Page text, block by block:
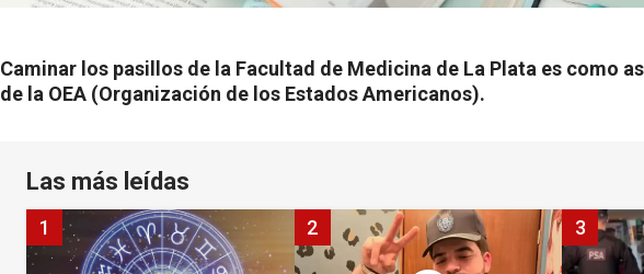
Caminar los pasillos de la Facultad de Medicina de La Plata es como
de la OEA (Organización de los Estados Americanos).
Las más leídas
1 2 3